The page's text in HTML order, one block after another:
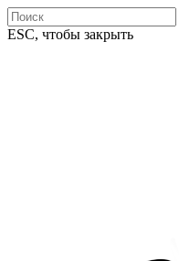
ESC, чтобы закрыть